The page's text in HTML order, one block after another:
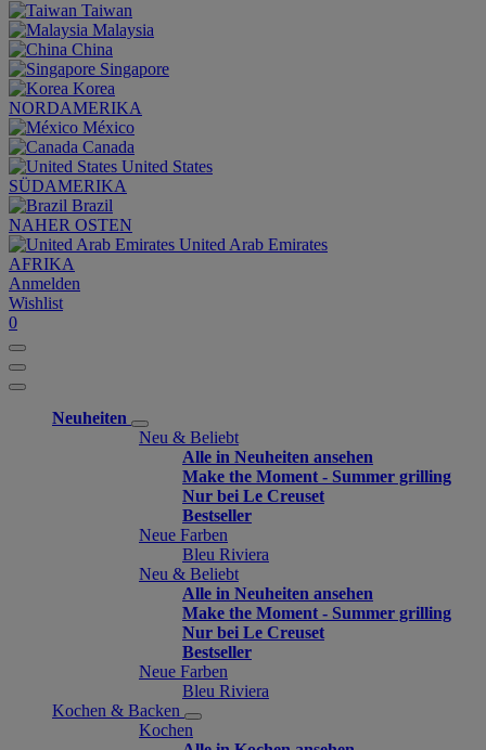
Taiwan
Malaysia
China
Singapore
Korea
NORDAMERIKA
México
Canada
United States
SÜDAMERIKA
Brazil
NAHER OSTEN
United Arab Emirates
AFRIKA
Anmelden
Wishlist
0
Neuheiten
Neu & Beliebt
Alle in Neuheiten ansehen
Make the Moment - Summer grilling
Nur bei Le Creuset
Bestseller
Neue Farben
Bleu Riviera
Neu & Beliebt
Alle in Neuheiten ansehen
Make the Moment - Summer grilling
Nur bei Le Creuset
Bestseller
Neue Farben
Bleu Riviera
Kochen & Backen
Kochen